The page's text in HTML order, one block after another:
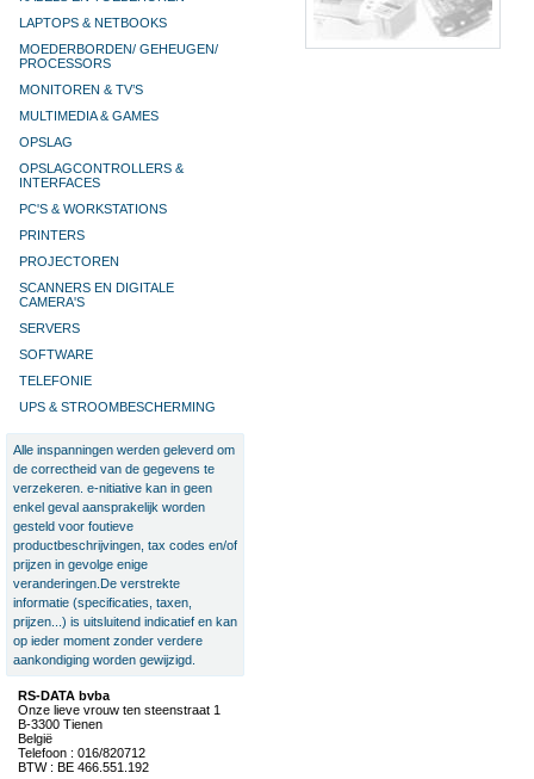
LAPTOPS & NETBOOKS
MOEDERBORDEN/ GEHEUGEN/
PROCESSORS
MONITOREN & TV’S
MULTIMEDIA & GAMES
OPSLAG
OPSLAGCONTROLLERS &
INTERFACES
PC'S & WORKSTATIONS
PRINTERS
PROJECTOREN
SCANNERS EN DIGITALE
CAMERA'S
SERVERS
SOFTWARE
TELEFONIE
UPS & STROOMBESCHERMING
Alle inspanningen werden geleverd om
de correctheid van de gegevens te
verzekeren. e-nitiative kan in geen
enkel geval aansprakelijk worden
gesteld voor foutieve
productbeschrijvingen, tax codes en/of
prijzen in gevolge enige
veranderingen.De verstrekte
informatie (specificaties, taxen,
prijzen...) is uitsluitend indicatief en kan
op ieder moment zonder verdere
aankondiging worden gewijzigd.
RS-DATA bvba
Onze lieve vrouw ten steenstraat 1
B-3300 Tienen
België
Telefoon : 016/820712
BTW : BE 466.551.192